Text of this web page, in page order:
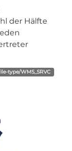
der Hälfte
type/WMS_SRVC